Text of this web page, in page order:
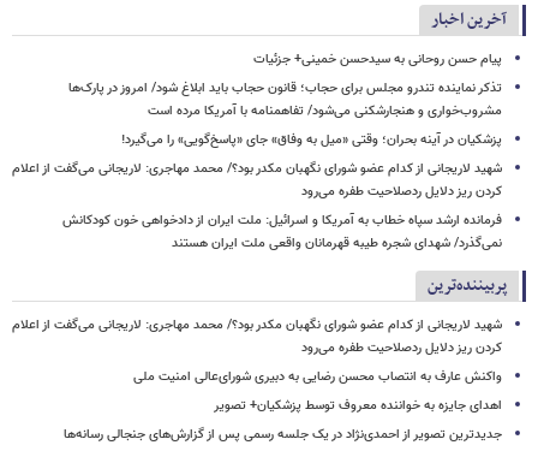
آخرین اخبار
پیام حسن روحانی به سیدحسن خمینی+ جزئیات
تذکر نماینده تندرو مجلس برای حجاب؛ قانون حجاب باید ابلاغ شود/ امروز در پارک‌ها
مشروب‌خواری و هنجارشکنی می‌شود/ تفاهمنامه با آمریکا مرده است
پزشکیان در آینه بحران؛ وقتی «میل به وفاق» جای «پاسخ‌گویی» را می‌گیرد!
شهید لاریجانی از کدام عضو شورای نگهبان مکدر بود؟/ محمد مهاجری: لاریجانی می‌گفت از اعلام
کردن ریز دلایل ردصلاحیت طفره می‌رود
فرمانده ارشد سپاه خطاب به آمریکا و اسرائیل: ملت ایران از دادخواهی خون کودکانش
نمی‌گذرد/ شهدای شجره طیبه قهرمانان واقعی ملت ایران هستند
پربیننده‌ترین
شهید لاریجانی از کدام عضو شورای نگهبان مکدر بود؟/ محمد مهاجری: لاریجانی می‌گفت از اعلام
کردن ریز دلایل ردصلاحیت طفره می‌رود
واکنش عارف به انتصاب محسن رضایی به دبیری شورای‌عالی امنیت ملی
اهدای جایزه به خواننده معروف توسط پزشکیان+ تصویر
جدیدترین تصویر از احمدی‌نژاد در یک جلسه رسمی پس از گزارش‌های جنجالی رسانه‌ها